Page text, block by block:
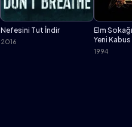
Nefesini Tut İndir
2016
Elm
Yeni
1994